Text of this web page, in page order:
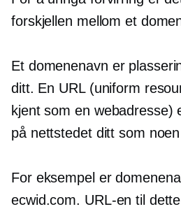
forskjellen mellom et
Et domenenavn er
ditt. En URL (uniform
kjent som en webadresse)
på nettstedet ditt som
For eksempel er
ecwid.com. URL-en til